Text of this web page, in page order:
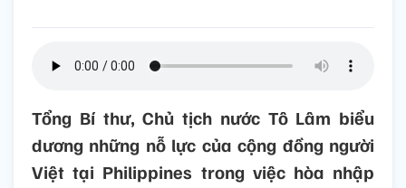
Tổng Bí thư, Chủ tịch nước Tô Lâm biểu
dương những nỗ lực của cộng đồng người
Việt tại Philippines trong việc hòa nhập